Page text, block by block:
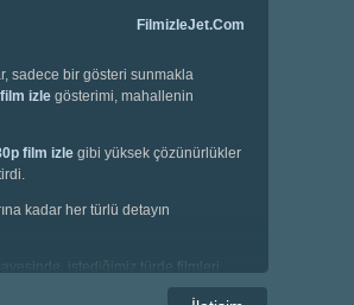
FilmizleJet.Com
sadece bir gösteri sunmakla
film izle gösterimi, mahallenin
film izle gibi yüksek çözünürlükler
kadar her türlü detayın
istediğimiz türde filmleri
seçim yapma imkanına